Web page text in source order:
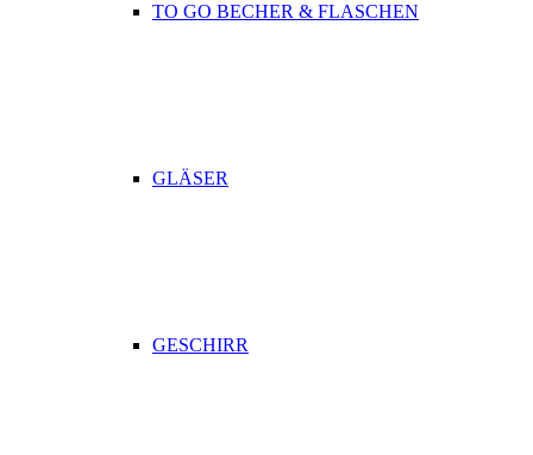
TO GO BECHER & FLASCHEN
GLÄSER
GESCHIRR